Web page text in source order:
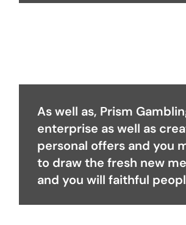
As well as, Prism
enterprise as well as
personal offers and you
to draw the fresh new
and you will faithful